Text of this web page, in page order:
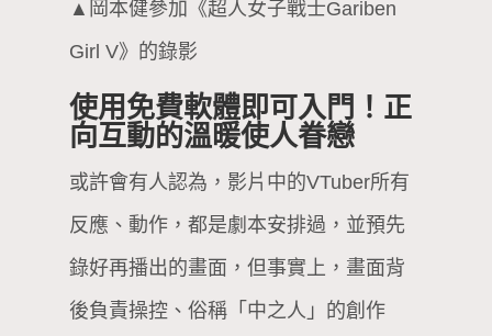
▲岡本健參加《超人女子戰士Gariben
Girl V》的錄影
使用免費軟體即可入門！正
向互動的溫暖使人眷戀
或許會有人認為，影片中的VTuber所有
反應、動作，都是劇本安排過，並預先
錄好再播出的畫面，但事實上，畫面背
後負責操控、俗稱「中之人」的創作